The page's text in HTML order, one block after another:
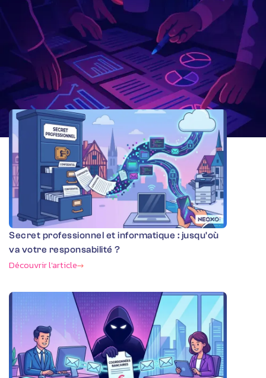
RETROUVEZ NOS ARTICLES
Plus d'informations sur notre
blog
Secret professionnel et informatique : jusqu'où
va votre responsabilité ?
Découvrir l'article